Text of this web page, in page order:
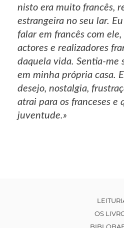
nisto era muito francês,
estrangeira no seu lar.
falar em francês com
actores e realizadores
daquela vida. Sentia-me
em minha própria casa.
desejo, nostalgia,
atrai para os franceses e
juventude.»
OS